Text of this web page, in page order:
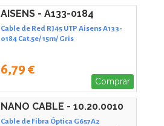
AISENS - A133-0184
Cable de Red RJ45 UTP Aisens A133-
0184 Cat.5e/ 15m/ Gris
6,79 €
Comprar
NANO CABLE - 10.20.0010
Cable de Fibra Óptica G657A2